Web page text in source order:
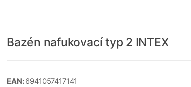
Bazén nafukovací typ 2 INTEX
EAN:6941057417141